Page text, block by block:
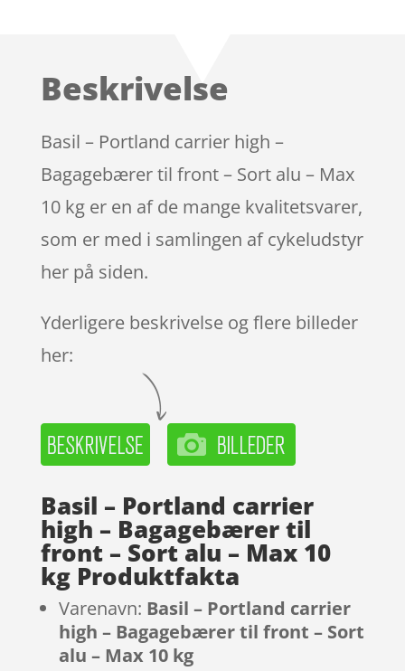
Beskrivelse
Basil – Portland carrier high –
Bagagebærer til front – Sort alu – Max
10 kg er en af de mange kvalitetsvarer,
som er med i samlingen af cykeludstyr
her på siden.
Yderligere beskrivelse og flere billeder
her:
Basil – Portland carrier
high – Bagagebærer til
front – Sort alu – Max 10
kg Produktfakta
Varenavn: Basil – Portland carrier
high – Bagagebærer til front – Sort
alu – Max 10 kg